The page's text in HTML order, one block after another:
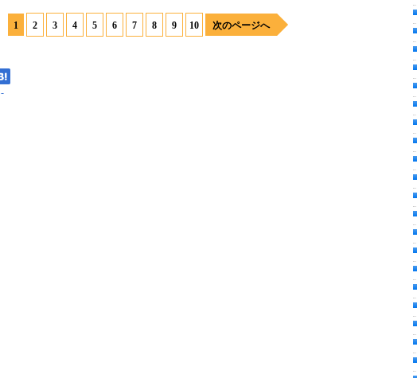
1 2 3 4 5 6 7 8 9 10 次のページへ
-